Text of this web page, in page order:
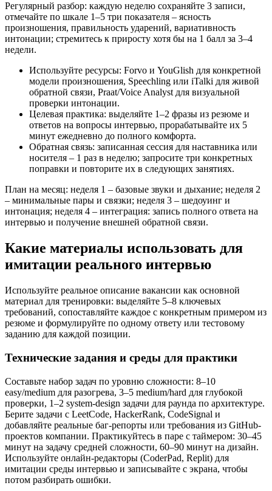
Регулярный разбор: каждую неделю сохраняйте 3 записи,
отмечайте по шкале 1–5 три показателя – ясность
произношения, правильность ударений, вариативность
интонации; стремитесь к приросту хотя бы на 1 балл за 3–4
недели.
Используйте ресурсы: Forvo и YouGlish для конкретной
модели произношения, Speechling или iTalki для живой
обратной связи, Praat/Voice Analyst для визуальной
проверки интонации.
Целевая практика: выделяйте 1–2 фразы из резюме и
ответов на вопросы интервью, прорабатывайте их 5
минут ежедневно до полного комфорта.
Обратная связь: записанная сессия для наставника или
носителя – 1 раз в неделю; запросите три конкретных
поправки и повторите их в следующих занятиях.
План на месяц: неделя 1 – базовые звуки и дыхание; неделя 2
– минимальные пары и связки; неделя 3 – шедоуинг и
интонация; неделя 4 – интеграция: запись полного ответа на
интервью и получение внешней обратной связи.
Какие материалы использовать для
имитации реального интервью
Используйте реальное описание вакансии как основной
материал для тренировки: выделяйте 5–8 ключевых
требований, сопоставляйте каждое с конкретным примером из
резюме и формулируйте по одному ответу или тестовому
заданию для каждой позиции.
Технические задания и среды для практики
Составьте набор задач по уровню сложности: 8–10
easy/medium для разогрева, 3–5 medium/hard для глубокой
проверки, 1–2 system-design задачи для раунда по архитектуре.
Берите задачи с LeetCode, HackerRank, CodeSignal и
добавляйте реальные баг-репорты или требования из GitHub-
проектов компании. Практикуйтесь в паре с таймером: 30–45
минут на задачу средней сложности, 60–90 минут на дизайн.
Используйте онлайн-редакторы (CoderPad, Replit) для
имитации среды интервью и записывайте с экрана, чтобы
потом разбирать ошибки.